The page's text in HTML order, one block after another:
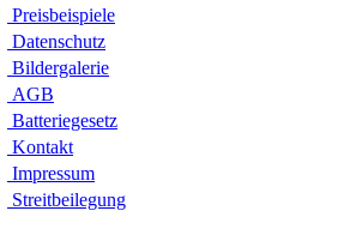
Preis­beispiele
Daten­schutz
Bilder­galerie
AGB
Batte­rie­gesetz
Kontakt
Impres­sum
Streit­bei­legung